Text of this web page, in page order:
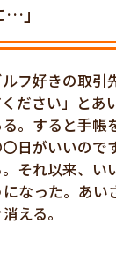
…」
フ好きの取引
ださい」とあ
。すると手帳
日がいいので
それ以来、い
なった。あい
える。